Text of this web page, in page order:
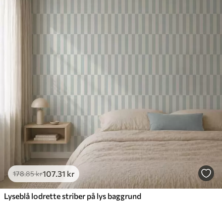
178.85kr107.31 kr
Lyseblå lodrette striber på lys baggrund